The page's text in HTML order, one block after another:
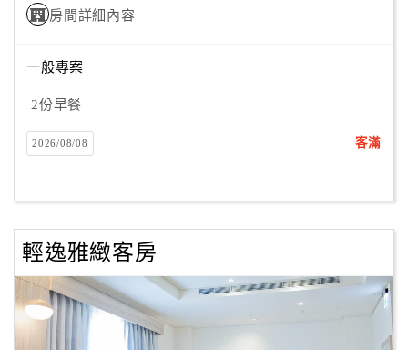
傳
房間詳細內容
一般專案
2份早餐
2026/08/08 客滿
輕逸雅緻客房